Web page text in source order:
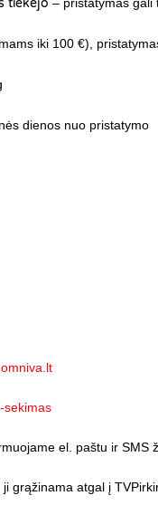
tiekėjo
iki 100 €),
dienos nuo pristatymo
sekimas
el. paštu ir
grąžinama atgal į